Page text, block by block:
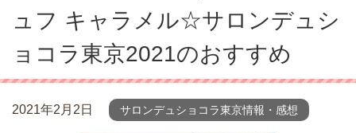
ュフ キャラメル☆サロンデュシ
ョコラ東京2021のおすすめ
2021年2月2日 サロンデュショコラ東京情報・感想